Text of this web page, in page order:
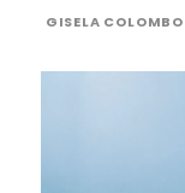
GISELA COLOMBO